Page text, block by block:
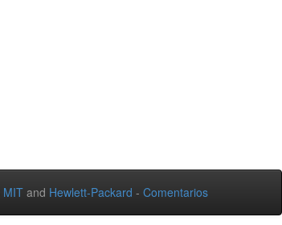
MIT and Hewlett-Packard - Comentarios